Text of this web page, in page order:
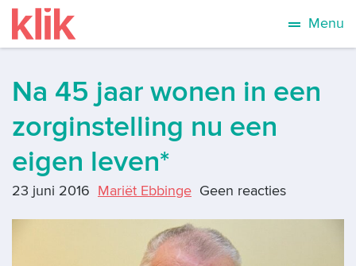
Menu
Na 45 jaar wonen in een
zorginstelling nu een
eigen leven*
23 juni 2016 Mariët Ebbinge Geen reacties